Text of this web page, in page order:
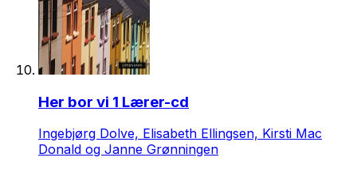
Her bor vi 1 Lærer-cd
Ingebjørg Dolve, Elisabeth Ellingsen, Kirsti Mac
Donald og Janne Grønningen